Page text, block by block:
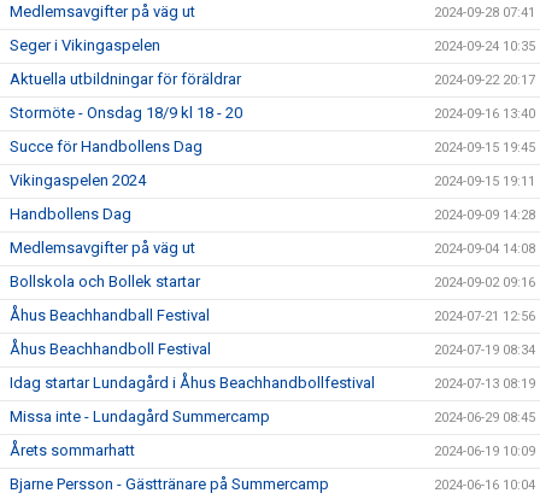
Medlemsavgifter på väg ut 2024-09-28 07:41
Seger i Vikingaspelen 2024-09-24 10:35
Aktuella utbildningar för föräldrar 2024-09-22 20:17
Stormöte - Onsdag 18/9 kl 18 - 20 2024-09-16 13:40
Succe för Handbollens Dag 2024-09-15 19:45
Vikingaspelen 2024 2024-09-15 19:11
Handbollens Dag 2024-09-09 14:28
Medlemsavgifter på väg ut 2024-09-04 14:08
Bollskola och Bollek startar 2024-09-02 09:16
Åhus Beachhandball Festival 2024-07-21 12:56
Åhus Beachhandboll Festival 2024-07-19 08:34
Idag startar Lundagård i Åhus Beachhandbollfestival 2024-07-13 08:19
Missa inte - Lundagård Summercamp 2024-06-29 08:45
Årets sommarhatt 2024-06-19 10:09
Bjarne Persson - Gästtränare på Summercamp 2024-06-16 10:04